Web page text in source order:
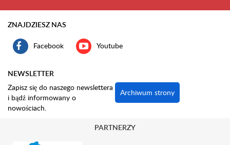
ZNAJDZIESZ NAS
Facebook Youtube
NEWSLETTER
Zapisz się do naszego newslettera
i bądź informowany o
nowościach.
Archiwum strony
PARTNERZY